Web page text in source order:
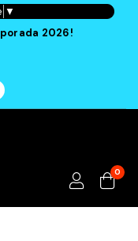
▼
2026!
0